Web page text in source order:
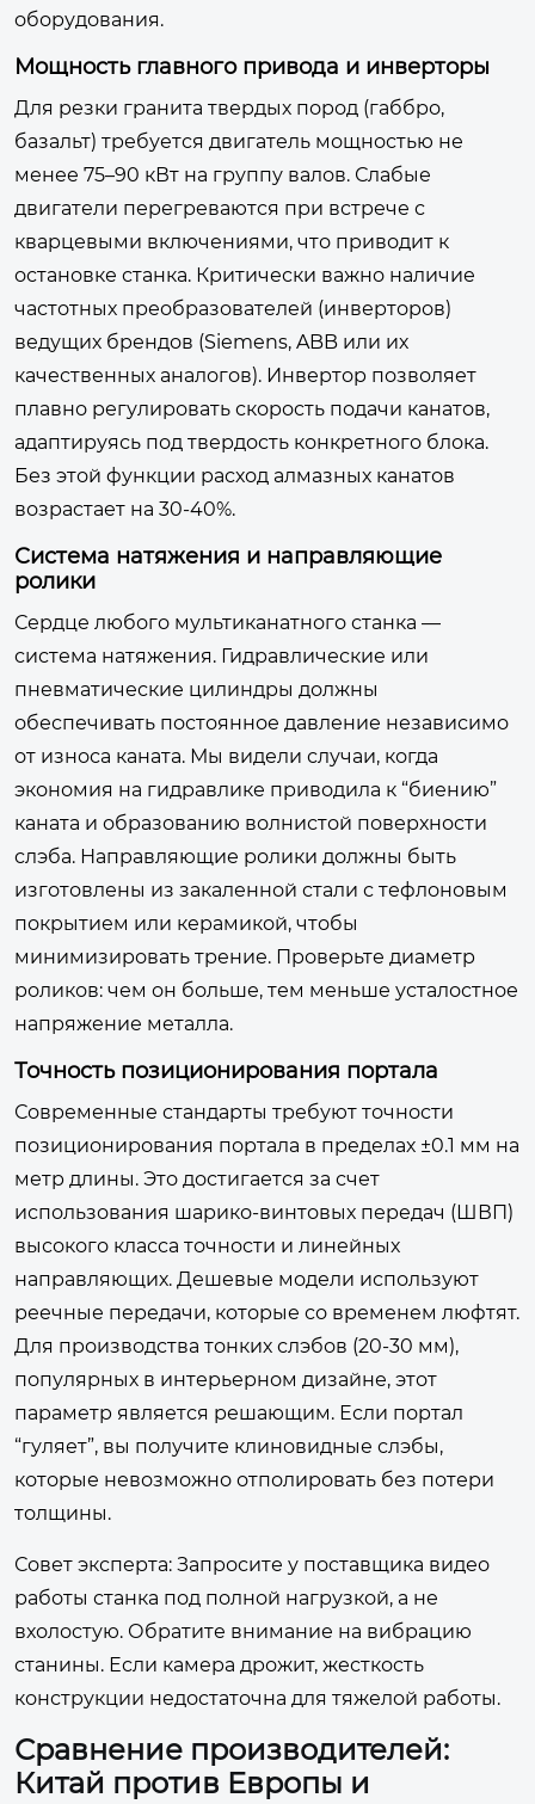
оборудования.
Мощность главного привода и инверторы
Для резки гранита твердых пород (габбро,
базальт) требуется двигатель мощностью не
менее 75–90 кВт на группу валов. Слабые
двигатели перегреваются при встрече с
кварцевыми включениями, что приводит к
остановке станка. Критически важно наличие
частотных преобразователей (инверторов)
ведущих брендов (Siemens, ABB или их
качественных аналогов). Инвертор позволяет
плавно регулировать скорость подачи канатов,
адаптируясь под твердость конкретного блока.
Без этой функции расход алмазных канатов
возрастает на 30-40%.
Система натяжения и направляющие
ролики
Сердце любого мультиканатного станка —
система натяжения. Гидравлические или
пневматические цилиндры должны
обеспечивать постоянное давление независимо
от износа каната. Мы видели случаи, когда
экономия на гидравлике приводила к “биению”
каната и образованию волнистой поверхности
слэба. Направляющие ролики должны быть
изготовлены из закаленной стали с тефлоновым
покрытием или керамикой, чтобы
минимизировать трение. Проверьте диаметр
роликов: чем он больше, тем меньше усталостное
напряжение металла.
Точность позиционирования портала
Современные стандарты требуют точности
позиционирования портала в пределах ±0.1 мм на
метр длины. Это достигается за счет
использования шарико-винтовых передач (ШВП)
высокого класса точности и линейных
направляющих. Дешевые модели используют
реечные передачи, которые со временем люфтят.
Для производства тонких слэбов (20-30 мм),
популярных в интерьерном дизайне, этот
параметр является решающим. Если портал
“гуляет”, вы получите клиновидные слэбы,
которые невозможно отполировать без потери
толщины.
Совет эксперта: Запросите у поставщика видео
работы станка под полной нагрузкой, а не
вхолостую. Обратите внимание на вибрацию
станины. Если камера дрожит, жесткость
конструкции недостаточна для тяжелой работы.
Сравнение производителей:
Китай против Европы и